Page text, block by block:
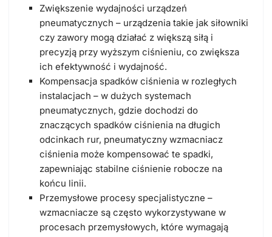
Zwiększenie wydajności urządzeń
pneumatycznych – urządzenia takie jak siłowniki
czy zawory mogą działać z większą siłą i
precyzją przy wyższym ciśnieniu, co zwiększa
ich efektywność i wydajność.
Kompensacja spadków ciśnienia w rozległych
instalacjach – w dużych systemach
pneumatycznych, gdzie dochodzi do
znaczących spadków ciśnienia na długich
odcinkach rur, pneumatyczny wzmacniacz
ciśnienia może kompensować te spadki,
zapewniając stabilne ciśnienie robocze na
końcu linii.
Przemysłowe procesy specjalistyczne –
wzmacniacze są często wykorzystywane w
procesach przemysłowych, które wymagają